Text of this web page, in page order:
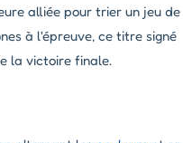
alliée pour trier un jeu de
à l'épreuve, ce titre signé
la victoire finale.